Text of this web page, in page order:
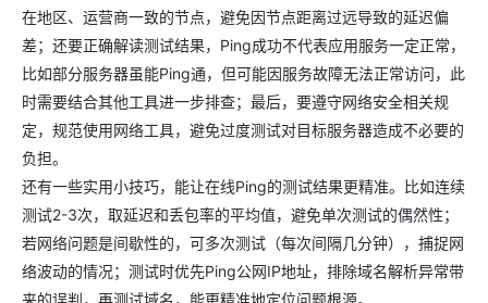
在地区、运营商一致的节点，避免因节点距离过远导致的延迟偏
差；还要正确解读测试结果，Ping成功不代表应用服务一定正常，
比如部分服务器虽能Ping通，但可能因服务故障无法正常访问，此
时需要结合其他工具进一步排查；最后，要遵守网络安全相关规
定，规范使用网络工具，避免过度测试对目标服务器造成不必要的
负担。
还有一些实用小技巧，能让在线Ping的测试结果更精准。比如连续
测试2-3次，取延迟和丢包率的平均值，避免单次测试的偶然性；
若网络问题是间歇性的，可多次测试（每次间隔几分钟），捕捉网
络波动的情况；测试时优先Ping公网IP地址，排除域名解析异常带
来的误判，再测试域名，能更精准地定位问题根源。